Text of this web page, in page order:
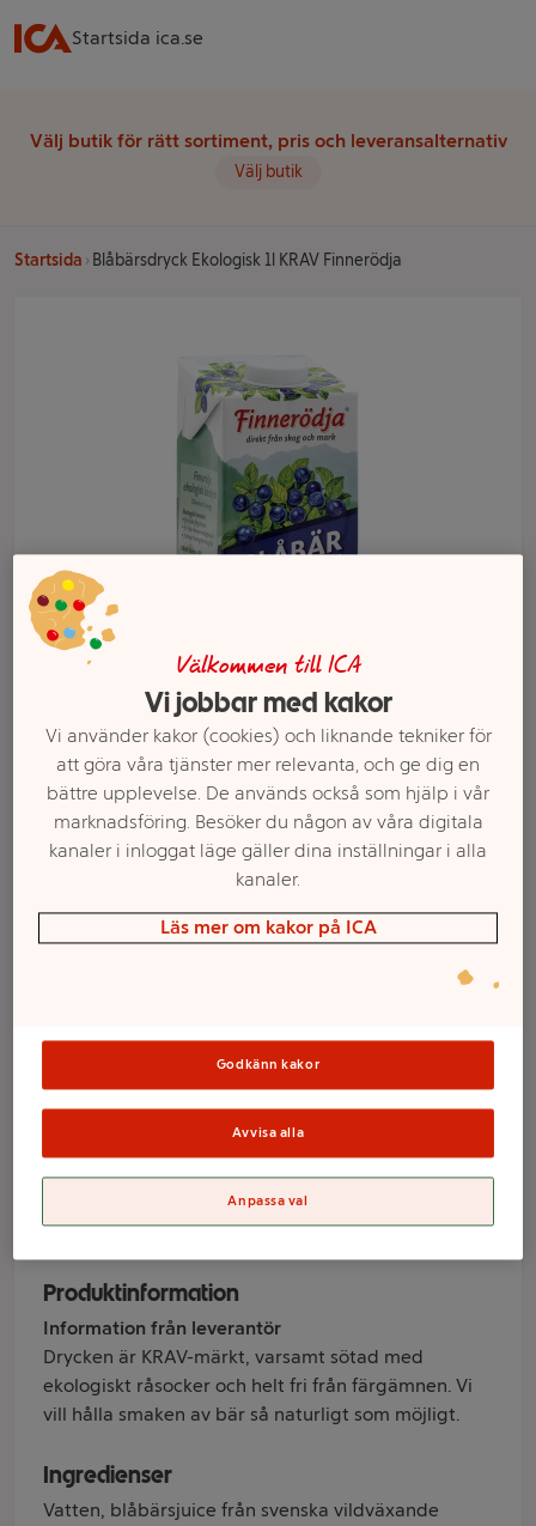
Startsida ica.se
Välj butik för rätt sortiment, pris och leveransalternativ
Välj butik
Startsida Blåbärsdryck Ekologisk 1l KRAV Finnerödja
Ekologisk 1l KRAV
Finnerödja
Finnerödja
Produktinformation
Information från leverantör
Drycken är KRAV-märkt, varsamt sötad med
ekologiskt råsocker och helt fri från färgämnen. Vi
vill hålla smaken av bär så naturligt som möjligt.
Ingredienser
Vatten, blåbärsjuice från svenska vildväxande
Välj butik och handla
Sortimentet kan variera mellan butikerna
Välkommen till ICA
Vi jobbar med kakor
Vi använder kakor (cookies) och liknande tekniker för
att göra våra tjänster mer relevanta, och ge dig en
bättre upplevelse. De används också som hjälp i vår
marknadsföring. Besöker du någon av våra digitala
kanaler i inloggat läge gäller dina inställningar i alla
kanaler.
Läs mer om kakor på ICA
Godkänn kakor
Avvisa alla
Anpassa val